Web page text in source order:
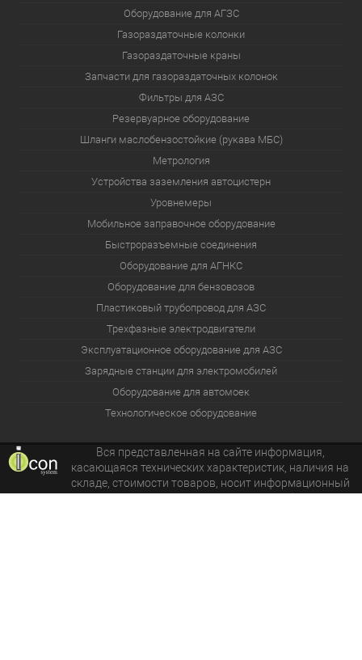
Оборудование для АГЗС
Газораздаточные колонки
Газораздаточные краны
Запчасти для газораздаточных колонок
Фильтры для АЗС
Резервуарное оборудование
Шланги маслобензостойкие (рукава МБС)
Метрология
Устройства заземления автоцистерн
Уровнемеры
Мобильное заправочное оборудование
Быстроразъемные соединения
Оборудование для АГНКС
Оборудование для бензовозов
Пластиковый трубопровод для АЗС
Трехфазные электродвигатели
Эксплуатационное оборудование для АЗС
Зарядные станции для электромобилей
Оборудование для автомоек
Технологическое оборудование
Вся представленная на сайте информация,
касающаяся технических характеристик, наличия на
складе, стоимости товаров, носит информационный